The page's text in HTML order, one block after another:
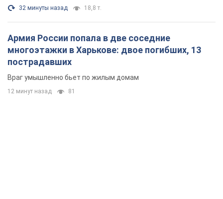
32 минуты назад 18,8 т.
Армия России попала в две соседние
многоэтажки в Харькове: двое погибших, 13
пострадавших
Враг умышленно бьет по жилым домам
12 минут назад 81